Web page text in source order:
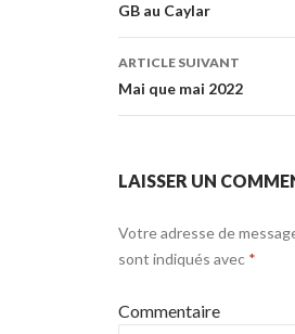
GB au Caylar
ARTICLE SUIVANT
Mai que mai 2022
LAISSER UN
Votre adresse de
sont indiqués avec *
Commentaire